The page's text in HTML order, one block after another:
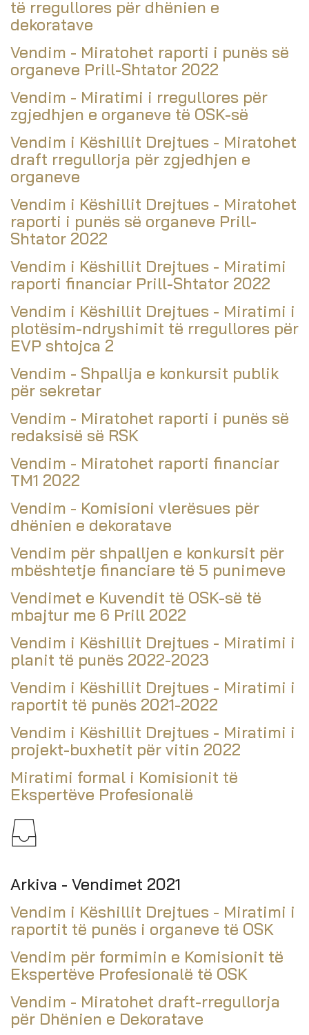
të rregullores për dhënien e
dekoratave
Vendim - Miratohet raporti i punës së
organeve Prill-Shtator 2022
Vendim - Miratimi i rregullores për
zgjedhjen e organeve të OSK-së
Vendim i Këshillit Drejtues - Miratohet
draft rregullorja për zgjedhjen e
organeve
Vendim i Këshillit Drejtues - Miratohet
raporti i punës së organeve Prill-
Shtator 2022
Vendim i Këshillit Drejtues - Miratimi
raporti financiar Prill-Shtator 2022
Vendim i Këshillit Drejtues - Miratimi i
plotësim-ndryshimit të rregullores për
EVP shtojca 2
Vendim - Shpallja e konkursit publik
për sekretar
Vendim - Miratohet raporti i punës së
redaksisë së RSK
Vendim - Miratohet raporti financiar
TM1 2022
Vendim - Komisioni vlerësues për
dhënien e dekoratave
Vendim për shpalljen e konkursit për
mbështetje financiare të 5 punimeve
Vendimet e Kuvendit të OSK-së të
mbajtur me 6 Prill 2022
Vendim i Këshillit Drejtues - Miratimi i
planit të punës 2022-2023
Vendim i Këshillit Drejtues - Miratimi i
raportit të punës 2021-2022
Vendim i Këshillit Drejtues - Miratimi i
projekt-buxhetit për vitin 2022
Miratimi formal i Komisionit të
Ekspertëve Profesionalë
Arkiva - Vendimet 2021
Vendim i Këshillit Drejtues - Miratimi i
raportit të punës i organeve të OSK
Vendim për formimin e Komisionit të
Ekspertëve Profesionalë të OSK
Vendim - Miratohet draft-rregullorja
për Dhënien e Dekoratave